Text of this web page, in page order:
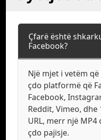
Çfarë është
Facebook?
Një mjet i vetëm
çdo platformë që
Facebook,
Reddit, Vimeo,
URL, merr një
çdo pajisje.